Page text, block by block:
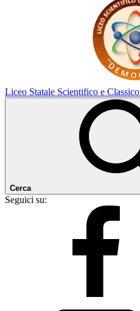
Liceo Statale Scientifico e Classico
Cerca
Seguici su: